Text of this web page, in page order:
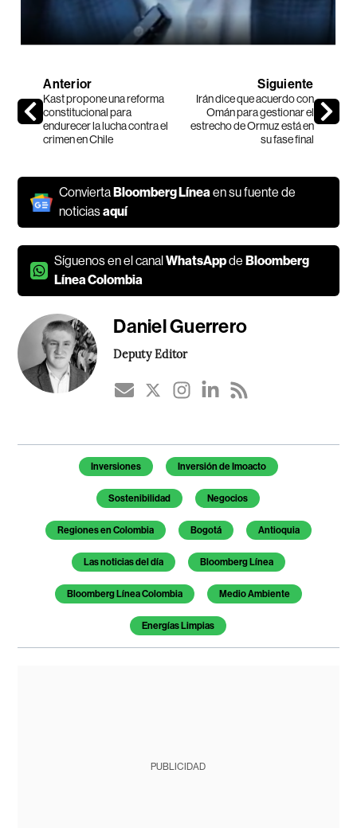
Anterior
Kast propone una reforma
constitucional para
endurecer la lucha contra el
crimen en Chile
Siguiente
Irán dice que acuerdo con
Omán para gestionar el
estrecho de Ormuz está en
su fase final
Convierta Bloomberg Líneaen su fuente de
noticiasaquí
Síguenos en el canalWhatsAppde Bloomberg
Línea Colombia
Daniel Guerrero
Deputy Editor
Temas de este artículo
Inversiones Inversión de Imoacto
Sostenibilidad Negocios
Regiones en Colombia Bogotá Antioquia
Las noticias del día Bloomberg Línea
Bloomberg Línea Colombia Medio Ambiente
Energías Limpias
PUBLICIDAD